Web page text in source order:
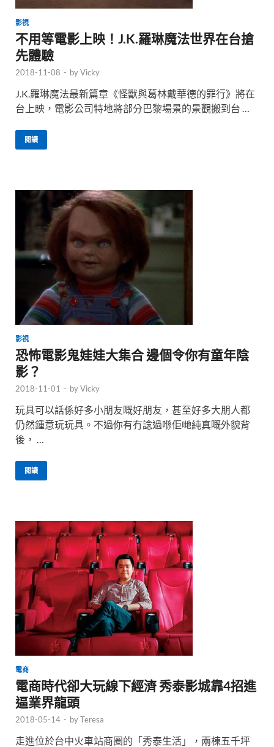
影視
不用等電影上映！J.K.羅琳魔法世界在台搶
先體驗
2018-11-08 - byVicky
J.K.羅琳魔法最新篇章《怪獸與葛林戴華德的罪行》將在
台上映，電影公司特地將部分巴黎場景的景觀搬到台 …
閱讀
影視
恐怖電影鬼娃娃大集合 邊個令你有童年陰
影？
2018-11-01 - byVicky
玩具可以話係好多小朋友嘅好朋友，甚至好多大朋人都
仍然鍾意玩玩具。不過你有冇諗過喺佢哋純真嘅外貌背
後， …
閱讀
電商
電商時代卻大玩線下經濟 秀泰影城靠4招進
逼業界龍頭
2018-05-14 - byTeresa
走進位於台中火車站商圈的「秀泰生活」，兩棟五千坪